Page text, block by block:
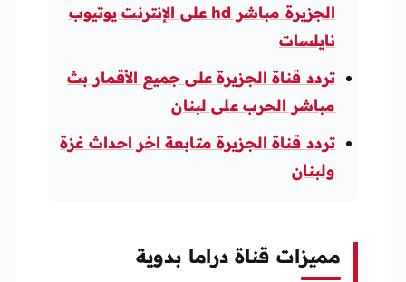
الجزيرة مباشر hd على الإنترنت يوتيوب
نايلسات
تردد قناة الجزيرة على جميع الأقمار بث
مباشر الحرب على لبنان
تردد قناة الجزيرة متابعة اخر احداث غزة
ولبنان
مميزات قناة دراما بدوية